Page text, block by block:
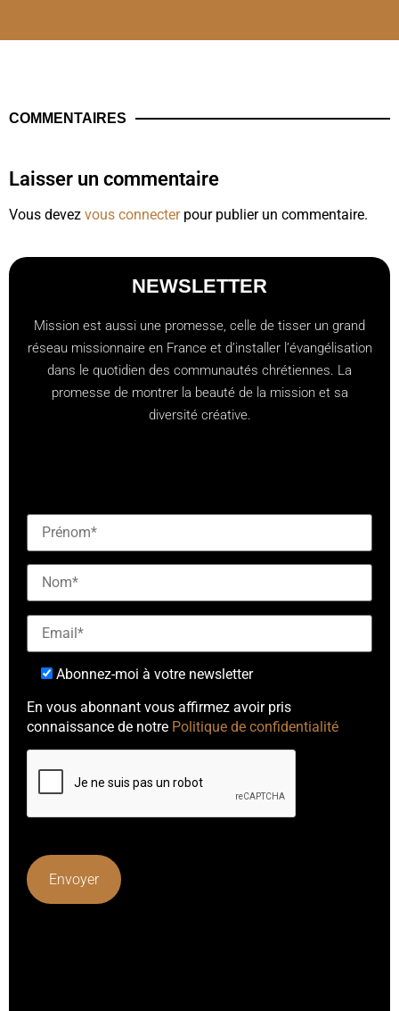
COMMENTAIRES
Laisser un commentaire
Vous devez vous connecterpour publier un commentaire.
NEWSLETTER
Mission est aussi une promesse, celle de tisser un grand
réseau missionnaire en France et d’installer l’évangélisation
dans le quotidien des communautés chrétiennes. La
promesse de montrer la beauté de la mission et sa
diversité créative.
Abonnez-moi à votre newsletter
En vous abonnant vous affirmez avoir pris
connaissance de notre Politique de confidentialité